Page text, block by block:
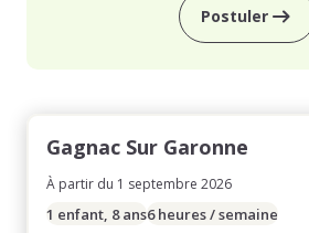
Postuler
Gagnac Sur Garonne
À partir du 1 septembre 2026
1 enfant, 8 ans6 heures / semaine